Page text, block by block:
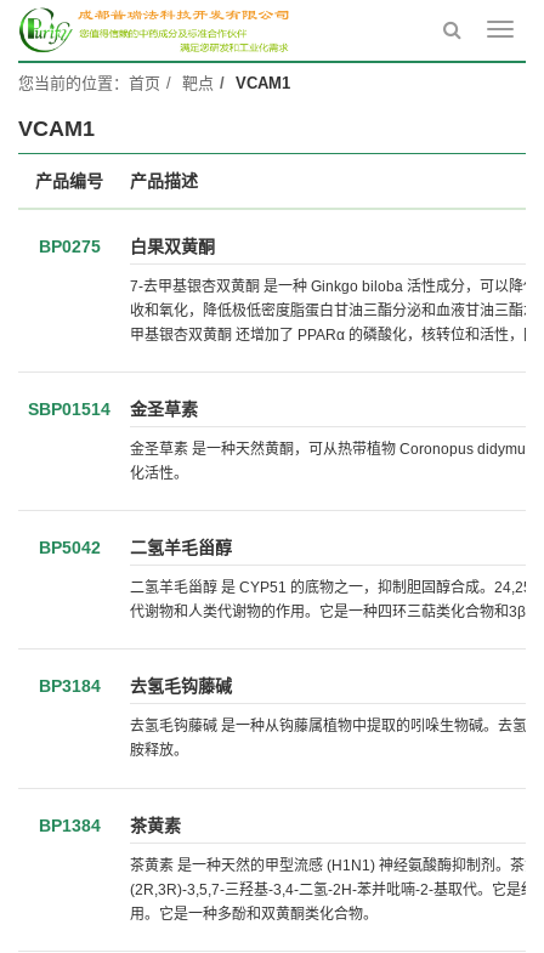
您当前的位置： 首页 靶点 VCAM1
VCAM1
产品编号 产品描述
BP0275 白果双黄酮
7-去甲基银杏双黄酮 是一种 Ginkgo biloba 活性成分，可以降
收和氧化，降低极低密度脂蛋白甘油三酯分泌和血液甘油三酯
甲基银杏双黄酮 还增加了 PPARα 的磷酸化，核转位和活性，
SBP01514 金圣草素
金圣草素 是一种天然黄酮，可从热带植物 Coronopus didymus
化活性。
BP5042 二氢羊毛甾醇
二氢羊毛甾醇 是 CYP51 的底物之一，抑制胆固醇合成。
代谢物和人类代谢物的作用。它是一种四环三萜类化合物和3β-
BP3184 去氢毛钩藤碱
去氢毛钩藤碱 是一种从钩藤属植物中提取的吲哚生物碱。去氢
胺释放。
BP1384 茶黄素
茶黄素 是一种天然的甲型流感 (H1N1) 神经氨酸酶抑制剂。茶
(2R,3R)-3,5,7-三羟基-3,4-二氢-2H-苯并吡喃-2-基取代。它是
用。它是一种多酚和双黄酮类化合物。